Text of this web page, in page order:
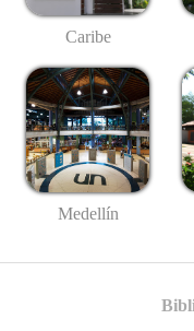
Caribe
Medellín